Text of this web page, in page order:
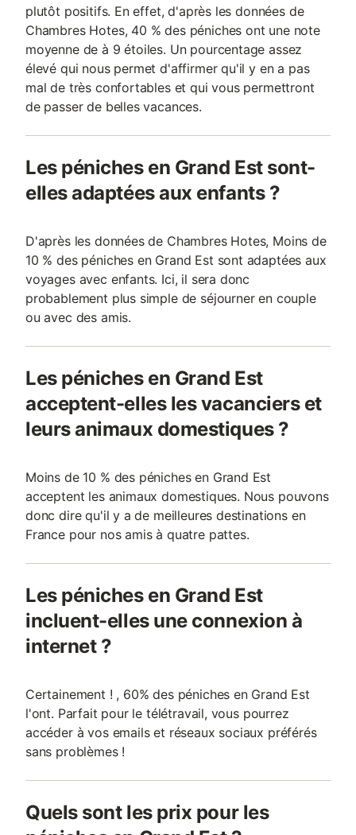
plutôt positifs. En effet, d'après les données de
Chambres Hotes, 40 % des péniches ont une note
moyenne de à 9 étoiles. Un pourcentage assez
élevé qui nous permet d'affirmer qu'il y en a pas
mal de très confortables et qui vous permettront
de passer de belles vacances.
Les péniches en Grand Est sont-
elles adaptées aux enfants ?
D'après les données de Chambres Hotes, Moins de
10 % des péniches en Grand Est sont adaptées aux
voyages avec enfants. Ici, il sera donc
probablement plus simple de séjourner en couple
ou avec des amis.
Les péniches en Grand Est
acceptent-elles les vacanciers et
leurs animaux domestiques ?
Moins de 10 % des péniches en Grand Est
acceptent les animaux domestiques. Nous pouvons
donc dire qu'il y a de meilleures destinations en
France pour nos amis à quatre pattes.
Les péniches en Grand Est
incluent-elles une connexion à
internet ?
Certainement ! , 60% des péniches en Grand Est
l'ont. Parfait pour le télétravail, vous pourrez
accéder à vos emails et réseaux sociaux préférés
sans problèmes !
Quels sont les prix pour les